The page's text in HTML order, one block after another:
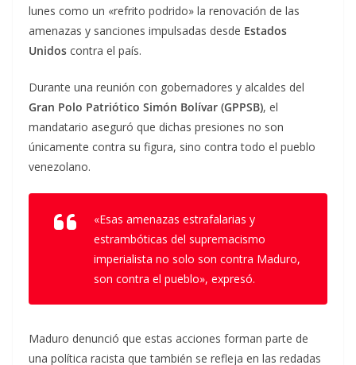
lunes como un «refrito podrido» la renovación de las
amenazas y sanciones impulsadas desde Estados
Unidos contra el país.
Durante una reunión con gobernadores y alcaldes del
Gran Polo Patriótico Simón Bolívar (GPPSB), el
mandatario aseguró que dichas presiones no son
únicamente contra su figura, sino contra todo el pueblo
venezolano.
«Esas amenazas estrafalarias y
estrambóticas del supremacismo
imperialista no solo son contra Maduro,
son contra el pueblo», expresó.
Maduro denunció que estas acciones forman parte de
una política racista que también se refleja en las redadas